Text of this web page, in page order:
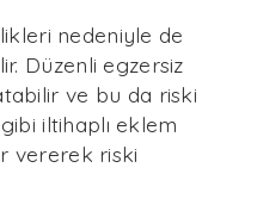
nedeniyle de
Düzenli egzersiz
ve bu da riski
iltihaplı eklem
vererek riski